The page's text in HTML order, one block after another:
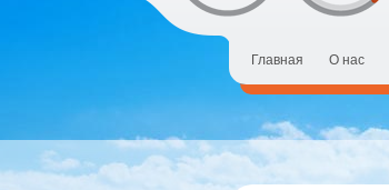
Главная О нас